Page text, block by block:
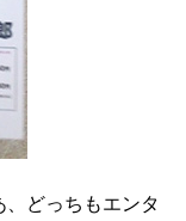
どっちもエンタ